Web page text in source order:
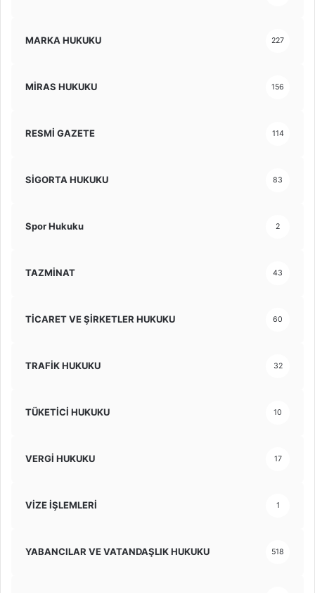
MARKA HUKUKU 227
MİRAS HUKUKU 156
RESMİ GAZETE 114
SİGORTA HUKUKU 83
Spor Hukuku 2
TAZMİNAT 43
TİCARET VE ŞİRKETLER HUKUKU 60
TRAFİK HUKUKU 32
TÜKETİCİ HUKUKU 10
VERGİ HUKUKU 17
VİZE İŞLEMLERİ 1
YABANCILAR VE VATANDAŞLIK HUKUKU 518